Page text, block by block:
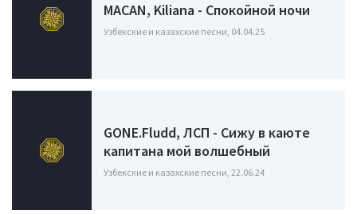
MACAN, Kiliana - Спокойной ночи
Узбекские и казахские песни, 04.04.25
GONE.Fludd, ЛСП - Сижу в каюте
капитана мой волшебный
Узбекские и казахские песни, 22.06.24